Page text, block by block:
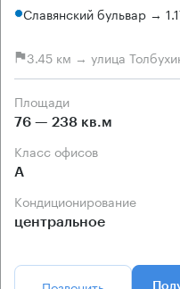
Славянский бульвар →
3.45 км → улица
Площади
76 — 238 кв.м
Класс офисов
А
Кондиционирование
центральное